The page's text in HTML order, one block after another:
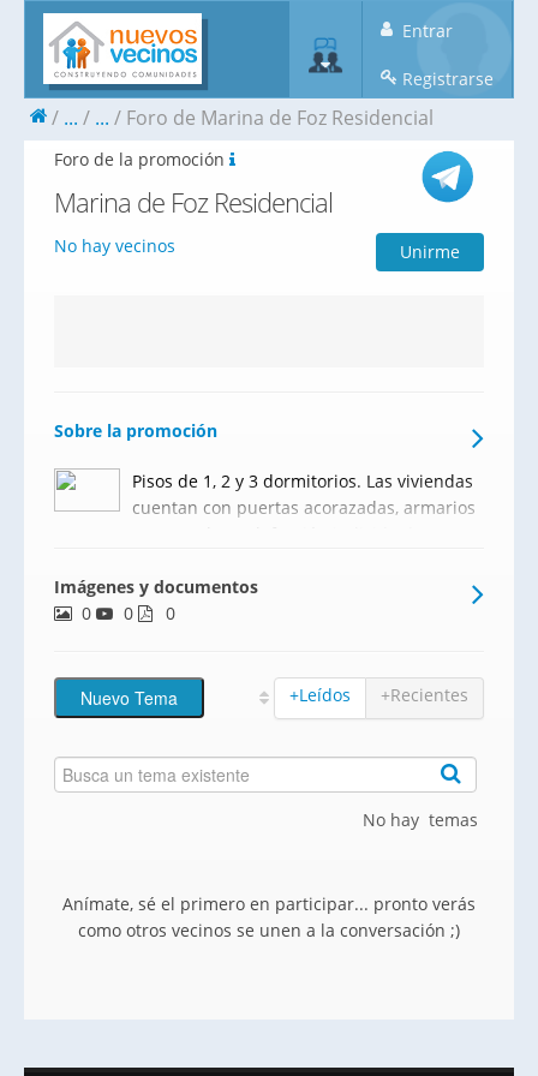
Entrar
Registrarse
... ... Foro de Marina de Foz Residencial
Foro de la promoción
Marina de Foz Residencial
No hay vecinos Unirme
Sobre la promoción
Pisos de 1, 2 y 3 dormitorios. Las viviendas
cuentan con puertas acorazadas, armarios
granito, placa vitrocerámica, campana y
horno.
Imágenes y documentos
0
0 0
+Leídos +Recientes
No hay temas
Anímate, sé el primero en participar... pronto verás
como otros vecinos se unen a la conversación ;)